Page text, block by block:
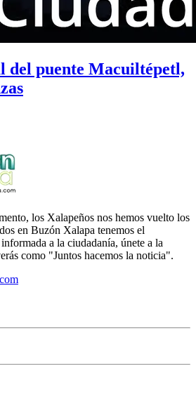
del puente Macuiltépetl,
los Xalapeños nos hemos vuelto los
en Buzón Xalapa tenemos el
a la ciudadanía, únete a la
como "Juntos hacemos la noticia".